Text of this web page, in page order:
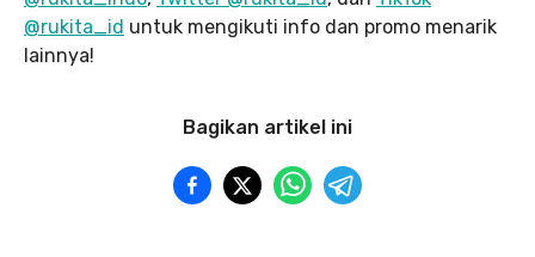
@rukita_id untuk mengikuti info dan promo menarik
lainnya!
Bagikan artikel ini